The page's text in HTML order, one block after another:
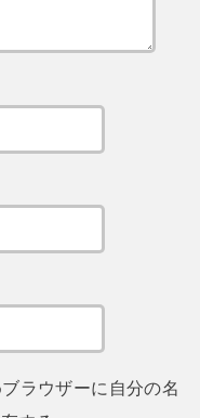
ラウザーに自分の名